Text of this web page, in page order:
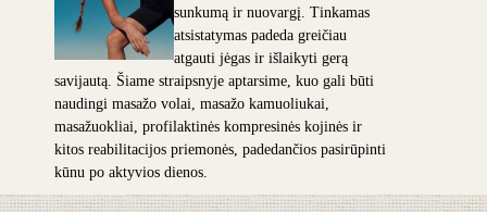
sunkumą ir nuovargį. Tinkamas
atsistatymas padeda greičiau
atgauti jėgas ir išlaikyti gerą
savijautą. Šiame straipsnyje aptarsime, kuo gali būti
naudingi masažo volai, masažo kamuoliukai,
masažuokliai, profilaktinės kompresinės kojinės ir
kitos reabilitacijos priemonės, padedančios pasirūpinti
kūnu po aktyvios dienos.